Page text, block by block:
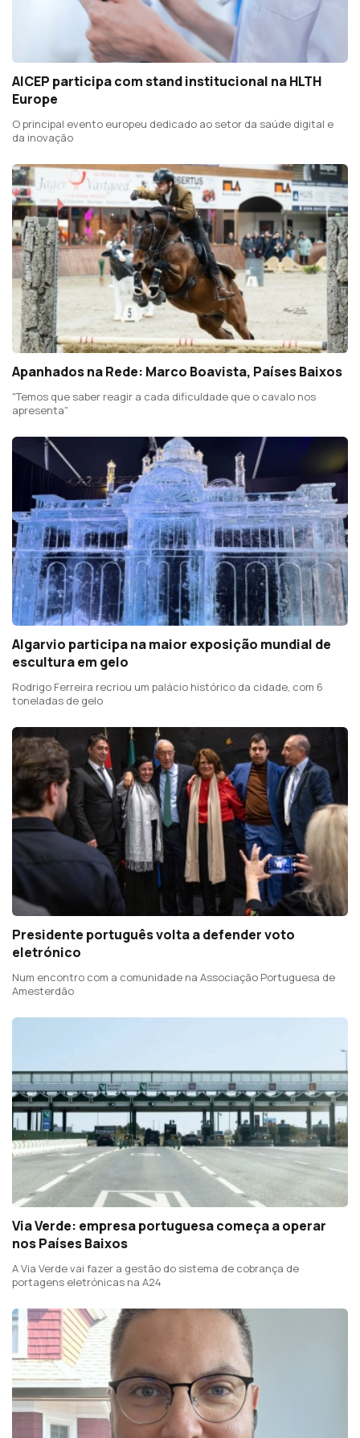
AICEP participa com stand institucional na HLTH
Europe
O principal evento europeu dedicado ao setor da saúde digital e
da inovação
Apanhados na Rede: Marco Boavista, Países Baixos
"Temos que saber reagir a cada dificuldade que o cavalo nos
apresenta"
Algarvio participa na maior exposição mundial de
escultura em gelo
Rodrigo Ferreira recriou um palácio histórico da cidade, com 6
toneladas de gelo
Presidente português volta a defender voto
eletrónico
Num encontro com a comunidade na Associação Portuguesa de
Amesterdão
Via Verde: empresa portuguesa começa a operar
nos Países Baixos
A Via Verde vai fazer a gestão do sistema de cobrança de
portagens eletrónicas na A24